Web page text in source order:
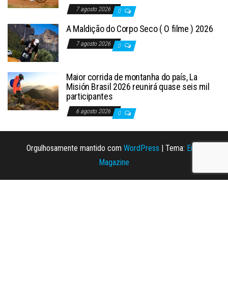
7 agosto 2026 0
A Maldição do Corpo Seco ( O filme ) 2026
7 agosto 2026 0
Maior corrida de montanha do país, La
Misión Brasil 2026 reunirá quase seis mil
participantes
6 agosto 2026 0
Orgulhosamente mantido com WordPress | Tema: Envo
Magazine